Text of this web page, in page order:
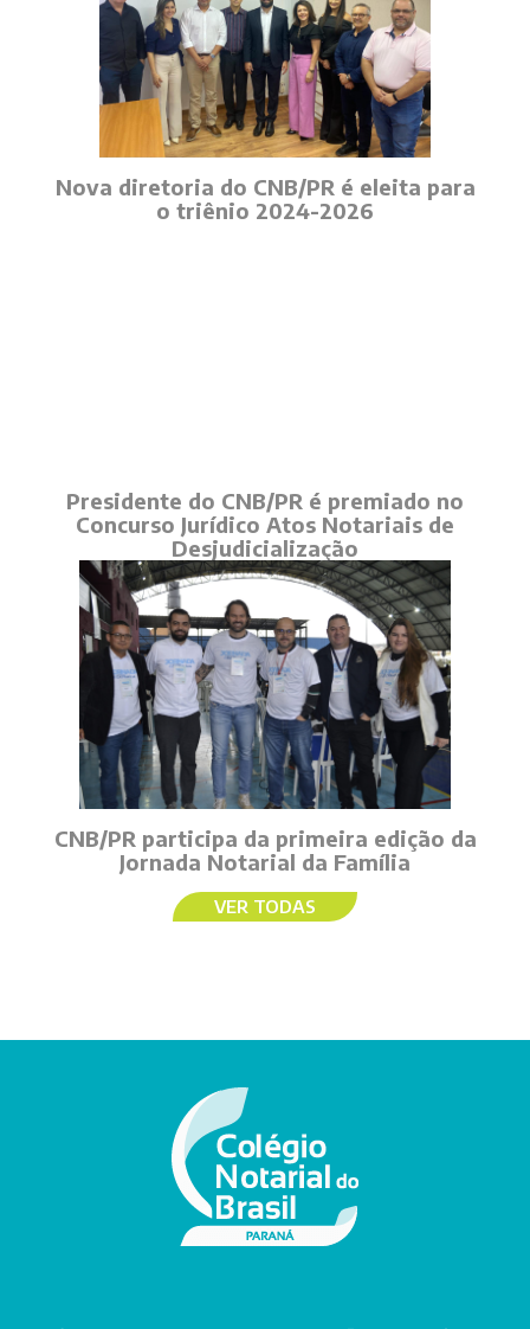
Nova diretoria do CNB/PR é eleita para
o triênio 2024-2026
Presidente do CNB/PR é premiado no
Concurso Jurídico Atos Notariais de
Desjudicialização
CNB/PR participa da primeira edição da
Jornada Notarial da Família
VER TODAS